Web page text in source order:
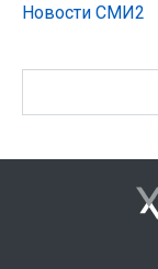
Новости СМИ2